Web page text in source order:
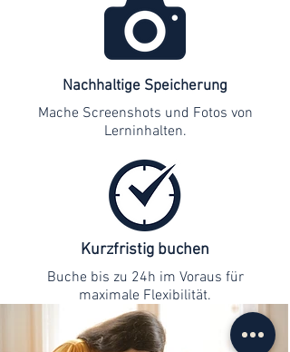
Nachhaltige Speicherung
Mache Screenshots und Fotos von
Lerninhalten.
Kurzfristig buchen
Buche bis zu 24h im Voraus für
maximale Flexibilität.